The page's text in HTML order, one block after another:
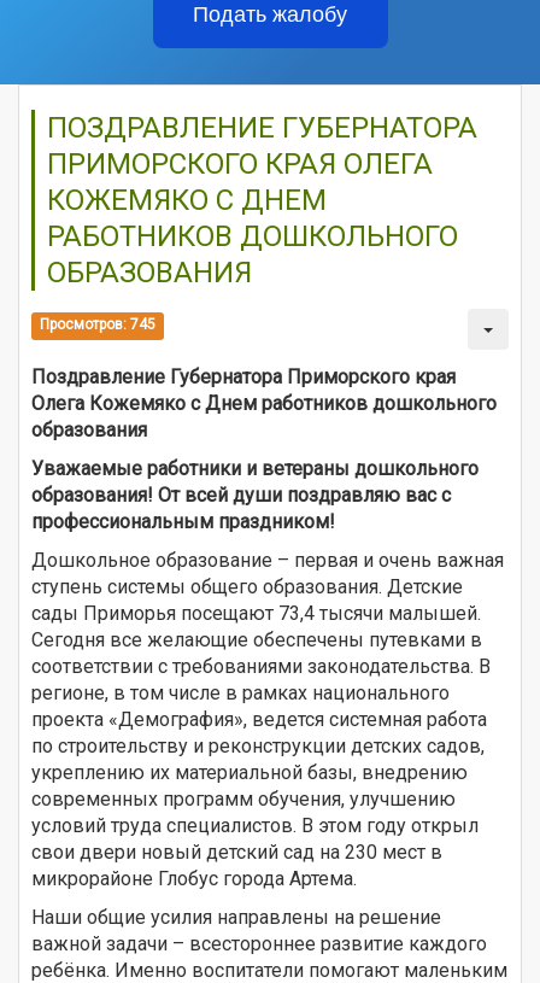
Подать жалобу
ПОЗДРАВЛЕНИЕ ГУБЕРНАТОРА
ПРИМОРСКОГО КРАЯ ОЛЕГА
КОЖЕМЯКО С ДНЕМ
РАБОТНИКОВ ДОШКОЛЬНОГО
ОБРАЗОВАНИЯ
Просмотров: 745
Поздравление Губернатора Приморского края
Олега Кожемяко с Днем работников дошкольного
образования
Уважаемые работники и ветераны дошкольного
образования! От всей души поздравляю вас с
профессиональным праздником!
Дошкольное образование – первая и очень важная
ступень системы общего образования. Детские
сады Приморья посещают 73,4 тысячи малышей.
Сегодня все желающие обеспечены путевками в
соответствии с требованиями законодательства. В
регионе, в том числе в рамках национального
проекта «Демография», ведется системная работа
по строительству и реконструкции детских садов,
укреплению их материальной базы, внедрению
современных программ обучения, улучшению
условий труда специалистов. В этом году открыл
свои двери новый детский сад на 230 мест в
микрорайоне Глобус города Артема.
Наши общие усилия направлены на решение
важной задачи – всестороннее развитие каждого
ребёнка. Именно воспитатели помогают маленьким